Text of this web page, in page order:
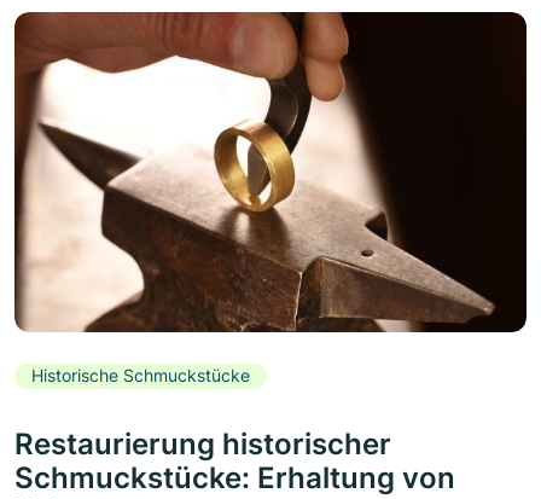
Historische Schmuckstücke
Restaurierung historischer
Schmuckstücke: Erhaltung von